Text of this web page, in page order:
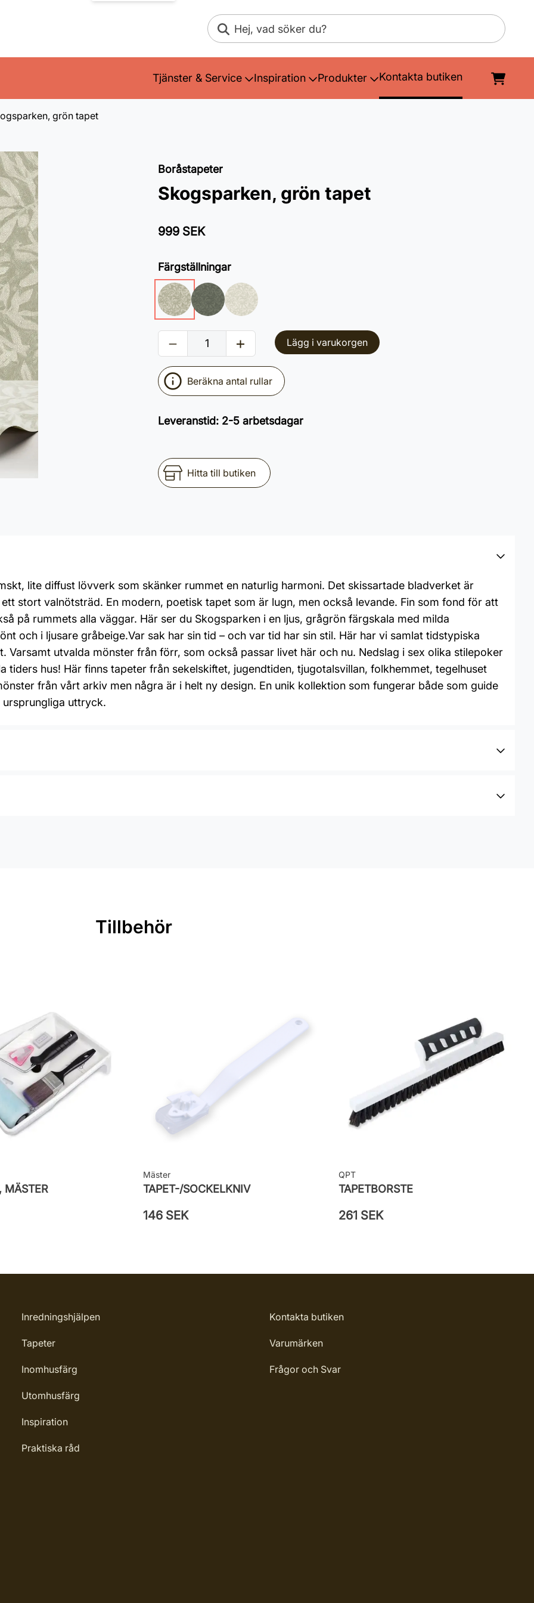
Sök
Tjänster & Service Inspiration Produkter Kontakta butiken
grön tapet
Boråstapeter
Skogsparken, grön tapet
999 SEK
Färgställningar
Lägg i varukorgen
Beräkna antal rullar
Leveranstid: 2-5 arbetsdagar
Hitta till butiken
lite diffust lövverk som skänker rummet en naturlig harmoni. Det skissartade bladverket är
stort valnötsträd. En modern, poetisk tapet som är lugn, men också levande. Fin som fond för att
på rummets alla väggar. Här ser du Skogsparken i en ljus, grågrön färgskala med milda
och i ljusare gråbeige.Var sak har sin tid – och var tid har sin stil. Här har vi samlat tidstypiska
Varsamt utvalda mönster från förr, som också passar livet här och nu. Nedslag i sex olika stilepoker
tiders hus! Här finns tapeter från sekelskiftet, jugendtiden, tjugotalsvillan, folkhemmet, tegelhuset
från vårt arkiv men några är i helt ny design. En unik kollektion som fungerar både som guide
uttryck.
Tillbehör
MÄSTER
Mäster
TAPET-/SOCKELKNIV
146 SEK
QPT
TAPETBORSTE
261 SEK
Inredningshjälpen
Tapeter
Inomhusfärg
Utomhusfärg
Inspiration
Praktiska råd
Kontakta butiken
Varumärken
Frågor och Svar